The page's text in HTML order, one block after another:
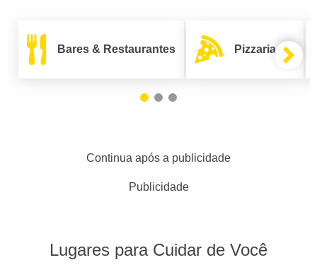
Bares & Restaurantes Pizzarias
Continua após a publicidade
Publicidade
Lugares para Cuidar de Você